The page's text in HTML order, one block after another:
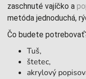
zaschnuté vajíčko a
metóda jednoduchá,
Čo budete
Tuš,
štetec,
akrylový